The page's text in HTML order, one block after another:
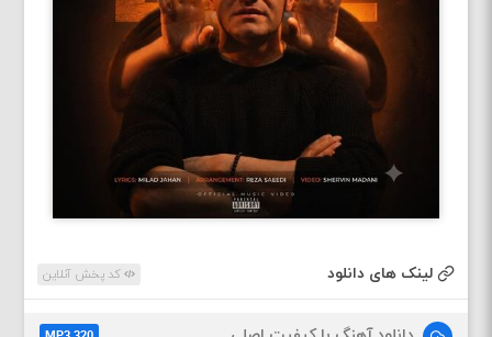
لینک های دانلود کد پخش آنلاین